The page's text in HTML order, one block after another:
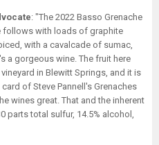
: "The 2022 Basso Grenache
follows with loads of graphite
with a cavalcade of sumac,
a gorgeous wine. The fruit here
in Blewitt Springs, and it is
of Steve Pannell's Grenaches
wines great. That and the inherent
parts total sulfur, 14.5% alcohol,